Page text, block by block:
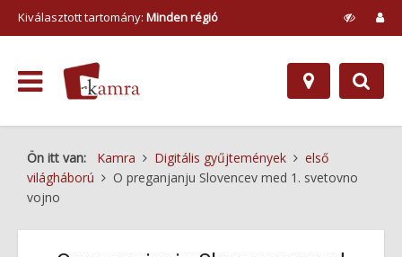
Kiválasztott tartomány: Minden régió
Ön itt van: Kamra Digitális gyűjtemények
első
világháború
O preganjanju Slovencev med 1. svetovno
vojno